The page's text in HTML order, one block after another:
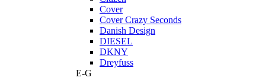
Cover
Cover Crazy Seconds
Danish Design
DIESEL
DKNY
Dreyfuss
E-G